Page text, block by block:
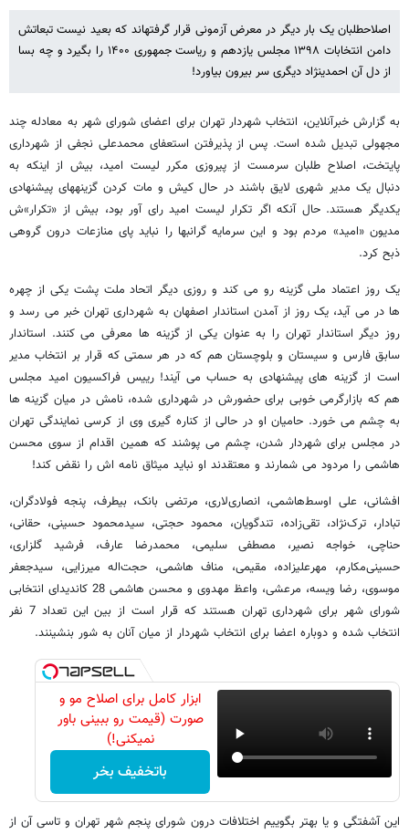
اصلاح‎طلبان یک بار دیگر در معرض آزمونی قرار گرفته‎اند که بعید نیست تبعاتش
دامن انتخابات ۱۳۹۸ مجلس یازدهم و ریاست جمهوری ۱۴۰۰ را بگیرد و چه بسا
از دل آن احمدی‎نژاد دیگری سر بیرون بیاورد!
به گزارش خبرآنلاین، انتخاب شهردار تهران برای اعضای شورای شهر به معادله چند
مجهولی تبدیل شده است. پس از پذیرفتن استعفای محمدعلی نجفی از شهرداری
پایتخت، اصلاح طلبان سرمست از پیروزی مکرر لیست امید، بیش از اینکه به
دنبال یک مدیر شهری لایق باشند در حال کیش و مات کردن گزینه‎های پیشنهادی
یکدیگر هستند. حال آنکه اگر تکرار لیست امید رای آور بود، بیش از «تکرار»ش
مدیون «امید» مردم بود و این سرمایه گرانبها را نباید پای منازعات درون گروهی
ذبح کرد.
یک روز اعتماد ملی گزینه رو می کند و روزی دیگر اتحاد ملت پشت یکی از چهره
ها در می آید، یک روز از آمدن استاندار اصفهان به شهرداری تهران خبر می رسد و
روز دیگر استاندار تهران را به عنوان یکی از گزینه ها معرفی می کنند. استاندار
سابق فارس و سیستان و بلوچستان هم که در هر سمتی که قرار بر انتخاب مدیر
است از گزینه های پیشنهادی به حساب می آیند! رییس فراکسیون امید مجلس
هم که بازارگرمی خوبی برای حضورش در شهرداری شده، نامش در میان گزینه ها
به چشم می خورد. حامیان او در حالی از کناره گیری وی از کرسی نمایندگی تهران
در مجلس برای شهردار شدن، چشم می پوشند که همین اقدام از سوی محسن
هاشمی را مردود می شمارند و معتقدند او نباید میثاق نامه اش را نقض کند!
افشانی، علی اوسط‌هاشمی، انصاری‌لاری، مرتضی بانک، بیطرف، پنجه فولادگران،
تبادار، ترک‌نژاد، تقی‌زاده، تندگویان، محمود حجتی، سیدمحمود حسینی، حقانی،
حناچی، خواجه نصیر، مصطفی سلیمی، محمدرضا عارف، فرشید گلزاری،
حسینی‌مکارم، مهرعلیزاده، مقیمی، مناف هاشمی، حجت‌اله میرزایی، سیدجعفر
موسوی، رضا ویسه، مرعشی، واعظ مهدوی و محسن هاشمی 28 کاندیدای انتخابی
شورای شهر برای شهرداری تهران هستند که قرار است از بین این تعداد 7 نفر
انتخاب شده و دوباره اعضا برای انتخاب شهردار از میان آنان به شور بنشینند.
ابزار کامل برای اصلاح مو و
صورت (قیمت رو ببینی باور
نمیکنی!)
باتخفیف بخر
این آشفتگی و یا بهتر بگوییم اختلافات درون شورای پنجم شهر تهران و تاسی آن از